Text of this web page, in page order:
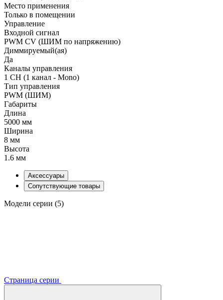
Место применения
Только в помещении
Управление
Входной сигнал
PWM СV (ШИМ по напряжению)
Диммируемый(ая)
Да
Каналы управления
1 CH (1 канал - Mono)
Тип управления
PWM (ШИМ)
Габариты
Длина
5000 мм
Ширина
8 мм
Высота
1.6 мм
Аксессуары
Сопутствующие товары
Модели серии (5)
Страница серии